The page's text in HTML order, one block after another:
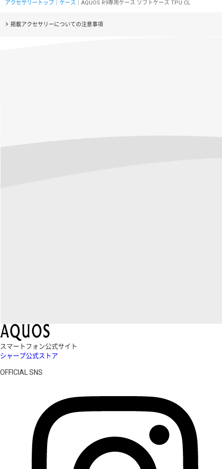
アクセサリートップ ケース ｜AQUOS R9専用ケース ソフトケース TPU CL
掲載アクセサリーについての注意事項
スマートフォン公式サイト
シャープ公式ストア
OFFICIAL SNS